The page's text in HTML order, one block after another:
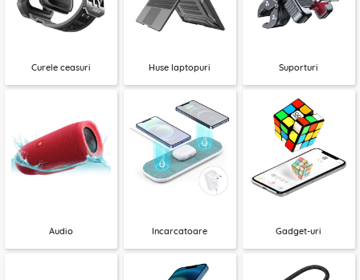
Curele ceasuri Huse laptopuri Suporturi
Audio Incarcatoare Gadget-uri